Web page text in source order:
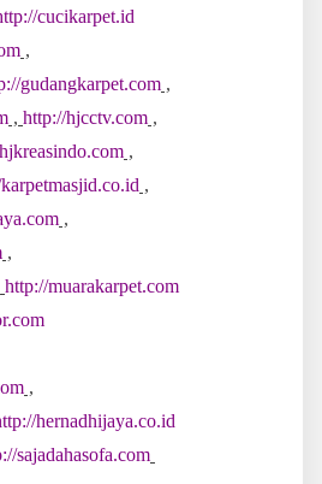
cucikarpet.id
,
gudangkarpet.com ,
, http://hjcctv.com ,
,
,
,
,
http://muarakarpet.com
,
hernadhijaya.co.id
sajadahasofa.com